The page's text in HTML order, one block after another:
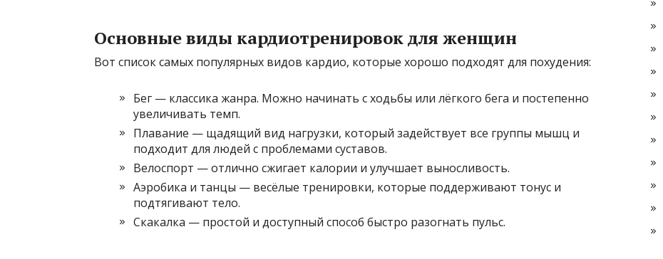
Основные виды кардиотренировок для женщин
Вот список самых популярных видов кардио, которые хорошо подходят для похудения:
Бег — классика жанра. Можно начинать с ходьбы или лёгкого бега и постепенно
увеличивать темп.
Плавание — щадящий вид нагрузки, который задействует все группы мышц и
подходит для людей с проблемами суставов.
Велоспорт — отлично сжигает калории и улучшает выносливость.
Аэробика и танцы — весёлые тренировки, которые поддерживают тонус и
подтягивают тело.
Скакалка — простой и доступный способ быстро разогнать пульс.